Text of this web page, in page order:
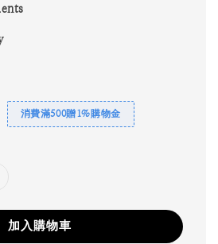
消費滿500贈1%購物金
加入購物車